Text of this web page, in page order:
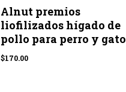
Alnut premios
liofilizados hígado de
pollo para perro y gato
$170.00